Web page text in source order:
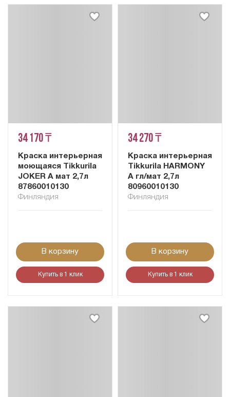
34 170 ₸
Краска интерьерная
моющаяся Tikkurila
JOKER A мат 2,7л
87860010130
Финляндия
В корзину
Купить в 1 клик
34 270 ₸
Краска интерьерная
Tikkurila HARMONY
A гл/мат 2,7л
80960010130
Финляндия
В корзину
Купить в 1 клик